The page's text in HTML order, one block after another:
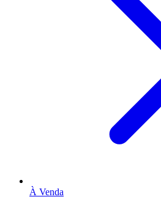
À Venda